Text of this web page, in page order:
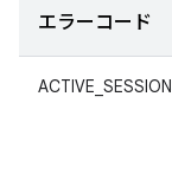
エラーコード